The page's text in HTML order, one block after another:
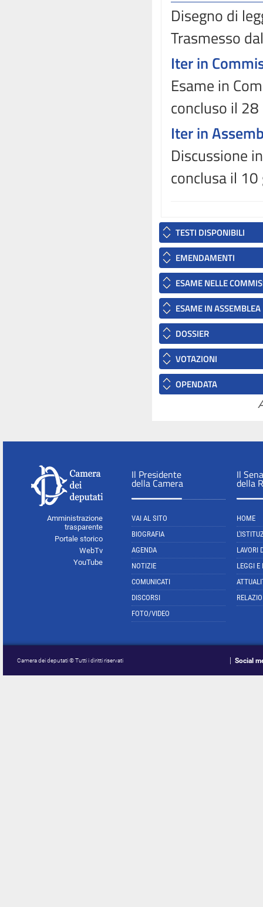
Disegno di
Trasmesso
Iter in
Esame in
concluso il
Iter in
Discussione
conclusa il
TESTI DISPONIBILI
EMENDAMENTI
ESAME NELLE
ESAME IN ASSEMBLEA
DOSSIER
VOTAZIONI
OPENDATA
Amministrazione
trasparente
Portale storico
WebTv
YouTube
Il Presidente
della Camera
VAI AL SITO
BIOGRAFIA
AGENDA
NOTIZIE
COMUNICATI
DISCORSI
FOTO/VIDEO
Il
della
HOME
LAVORI
LEGGI E
Camera dei deputati © Tutti i diritti riservati Social